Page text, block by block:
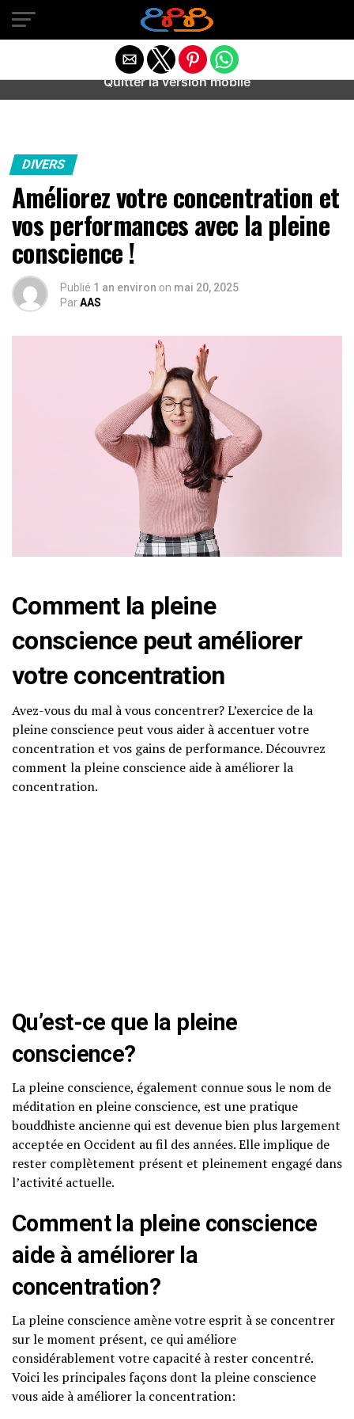
Warning
: preg_match(): Unknown modifier '/' in
/home/u589487443/domains/aideanxietestress.fr/
content/plugins/idev-post-views/includes/class-bots.php
DIVERS
Améliorez votre concentration et
vos performances avec la pleine
conscience !
Publié 1 an environ on mai 20, 2025
ParAAS
Comment la pleine
conscience peut améliorer
votre concentration
Avez-vous du mal à vous concentrer? L’exercice de la
pleine conscience peut vous aider à accentuer votre
concentration et vos gains de performance. Découvrez
comment la pleine conscience aide à améliorer la
concentration.
Qu’est-ce que la pleine
conscience?
La pleine conscience, également connue sous le nom de
méditation en pleine conscience, est une pratique
bouddhiste ancienne qui est devenue bien plus largement
acceptée en Occident au fil des années. Elle implique de
rester complètement présent et pleinement engagé dans
l’activité actuelle.
Comment la pleine conscience
aide à améliorer la
concentration?
La pleine conscience amène votre esprit à se concentrer
sur le moment présent, ce qui améliore
considérablement votre capacité à rester concentré.
Voici les principales façons dont la pleine conscience
vous aide à améliorer la concentration:
Quitter la version mobile